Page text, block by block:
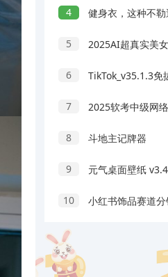
4 健身衣，这种不勒
5 2025AI超真实美女丝袜暴力行为引流方
6 TikTok_v35.1.3免
7 2025软考中级网络工程师第六版
8 斗地主记牌器
9 元气桌面壁纸
10 小红书饰品赛道分销盈利实战课